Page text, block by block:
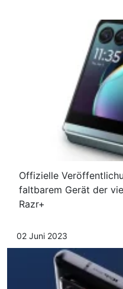
Offizielle
faltbarem Gerät der
Razr+
02 Juni 2023